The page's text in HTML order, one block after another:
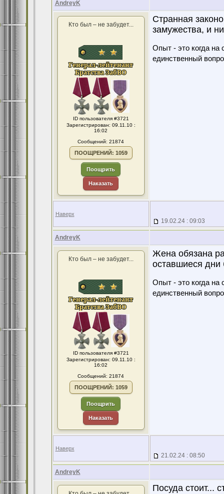
AndreyK
Кто был – не забудет...
ID пользователя #3721
Зарегистрирован: 09.11.10 :
16:02
Сообщений: 21874
ПООЩРЕНИЙ: 1059
Поощрить
Наказать
Странная
замужества, и
Опыт - это когда на
единственный
Наверх
19.02.24 : 09:03
AndreyK
Кто был – не забудет...
ID пользователя #3721
Зарегистрирован: 09.11.10 :
16:02
Сообщений: 21874
ПООЩРЕНИЙ: 1059
Поощрить
Наказать
Жена обязана
оставшиеся дни
Опыт - это когда на
единственный
Наверх
21.02.24 : 08:50
AndreyK
Посуда стоит...